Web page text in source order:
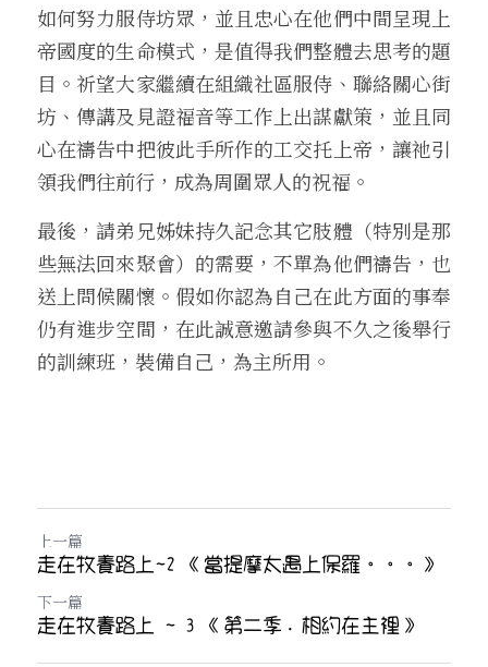
如何努力服侍坊眾，並且忠心在他們中間呈現上
帝國度的生命模式，是值得我們整體去思考的題
目。祈望大家繼續在組織社區服侍、聯絡關心街
坊、傳講及見證福音等工作上出謀獻策，並且同
心在禱告中把彼此手所作的工交托上帝，讓祂引
領我們往前行，成為周圍眾人的祝福。
最後，請弟兄姊妹持久記念其它肢體（特別是那
些無法回來聚會）的需要，不單為他們禱告，也
送上問候關懷。假如你認為自己在此方面的事奉
仍有進步空間，在此誠意邀請參與不久之後舉行
的訓練班，裝備自己，為主所用。
上一篇
走在牧養路上~2 《當提摩太遇上保羅。。。》
下一篇
走在牧養路上 ~ 3 《第二季．相約在主裡》